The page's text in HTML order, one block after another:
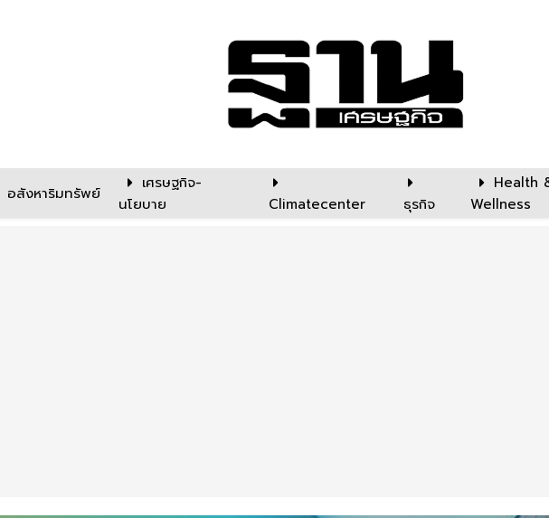
อสังหาริมทรัพย์
เศรษฐกิจ-
นโยบาย
Climatecenter ธุรกิจ
Health
Wellness